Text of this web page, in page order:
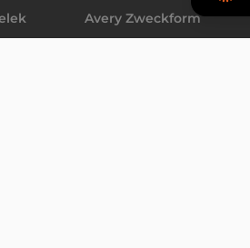
Avery Zweckform